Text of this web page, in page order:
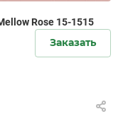
Rose 15-1515
Заказать